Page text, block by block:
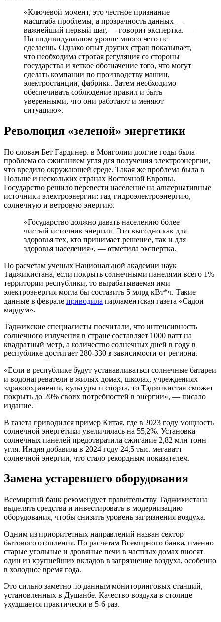
«Ключевой момент, это честное признание
масштаба проблемы, а прозрачность данных —
важнейший первый шаг, — говорит экспертка. —
На индивидуальном уровне много чего не
сделаешь. Однако опыт других стран показывает,
что необходима строгая регуляция со стороны
государства и четкое обозначение того, что могут
сделать компании по производству машин,
электростанции, фабрики. Затем необходимо
обеспечивать соблюдение правил и быть
уверенными, что они работают и меняют
ситуацию».
Революция «зеленой» энергетики
По словам Бет Гардинер, в Монголии долгие годы была
проблема со сжиганием угля для получения электроэнергии,
что вредило окружающей среде. Такая же проблема была в
Польше и нескольких странах Восточной Европы.
Государство решило перевести население на альтернативные
источники электроэнергии: газ, гидроэлектроэнергию,
солнечную и ветровую энергию.
«Государство должно давать населению более
чистый источник энергии. Это выгодно как для
здоровья тех, кто принимает решение, так и для
здоровья населения», — отметила экспертка.
По расчетам ученых Национальной академии наук
Таджикистана, если покрыть солнечными панелями всего 1%
территории республики, то вырабатываемая ими
электроэнергия могла бы составить 5 млрд кВт*ч. Такие
данные в феврале приводила парламентская газета «Садои
мардум».
Таджикские специалисты посчитали, что интенсивность
солнечного излучения в стране составляет 1000 ватт на
квадратный метр, а количество солнечных дней в году в
республике достигает 280-330 в зависимости от региона.
«Если в республике будут устанавливаться солнечные батареи
и водонагреватели в жилых домах, школах, учреждениях
здравоохранения, культуры и спорта, то Таджикистан сможет
покрыть до 20% своих потребностей в энергии», — писало
издание.
В газета приводился пример Китая, где в 2023 году мощность
солнечной энергетики увеличилась на 55,2%. Установка
солнечных панелей предотвратила сжигание 2,82 млн тонн
угля. Индия добавила в 2024 году 24,5 тыс. мегаватт
солнечной энергии, что стало рекордным показателем.
Замена устаревшего оборудования
Всемирный банк рекомендует правительству Таджикистана
выделять средства и инвестировать в модернизацию
оборудования, чтобы снизить уровень загрязнения воздуха.
Одним из приоритетных направлений назван сектор
бытового отопления. По расчетам Всемирного банка, именно
старые угольные и дровяные печи в частных домах вносят
один из крупнейших вкладов в загрязнение воздуха, особенно
в холодное время года.
Это сильно заметно по данным мониторинговых станций,
установленных в Душанбе. Качество воздуха в столице
ухудшается практически в 5-6 раз.